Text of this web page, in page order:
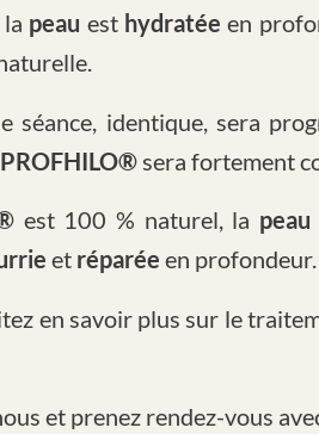
peau est hydratée en
séance, identique, sera
PROFHILO®sera fortement
est 100 % naturel, la peau
et réparée en profondeur.
en savoir plus sur le
et prenez rendez-vous